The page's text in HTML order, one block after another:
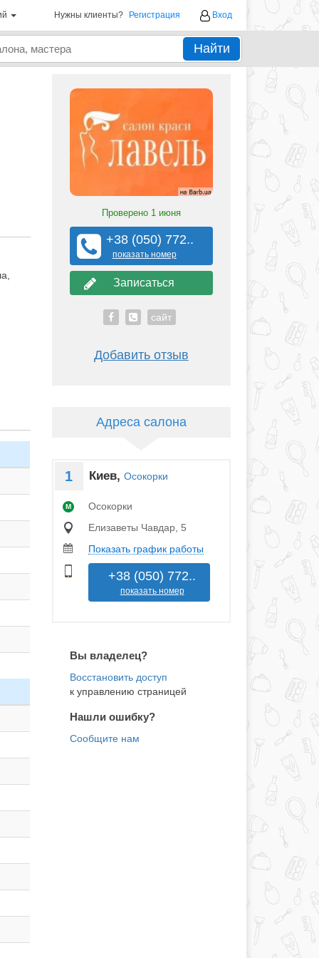
Нужны клиенты? Регистрация Вход
Найти
Проверено 1 июня
+38 (050) 772..
показать номер
Записаться
сайт
Добавить отзыв
Адреса салона
1 Киев, Осокорки
M
Осокорки
Елизаветы Чавдар, 5
Показать график работы
+38 (050) 772..
показать номер
Вы владелец?
к управлению страницей
Нашли ошибку?